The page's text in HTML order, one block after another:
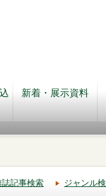
新着・展示資料
誌記事検索 ジャンル